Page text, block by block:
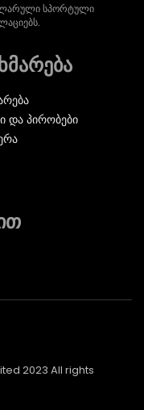
სპორტული
და პირობები
2023 All rights